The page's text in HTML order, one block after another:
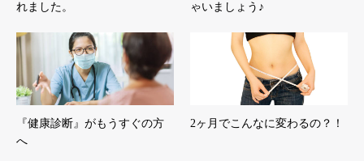
れました。
ゃいましょう♪
『健康診断』がもうすぐの方
へ
2ヶ月でこんなに変わるの？！